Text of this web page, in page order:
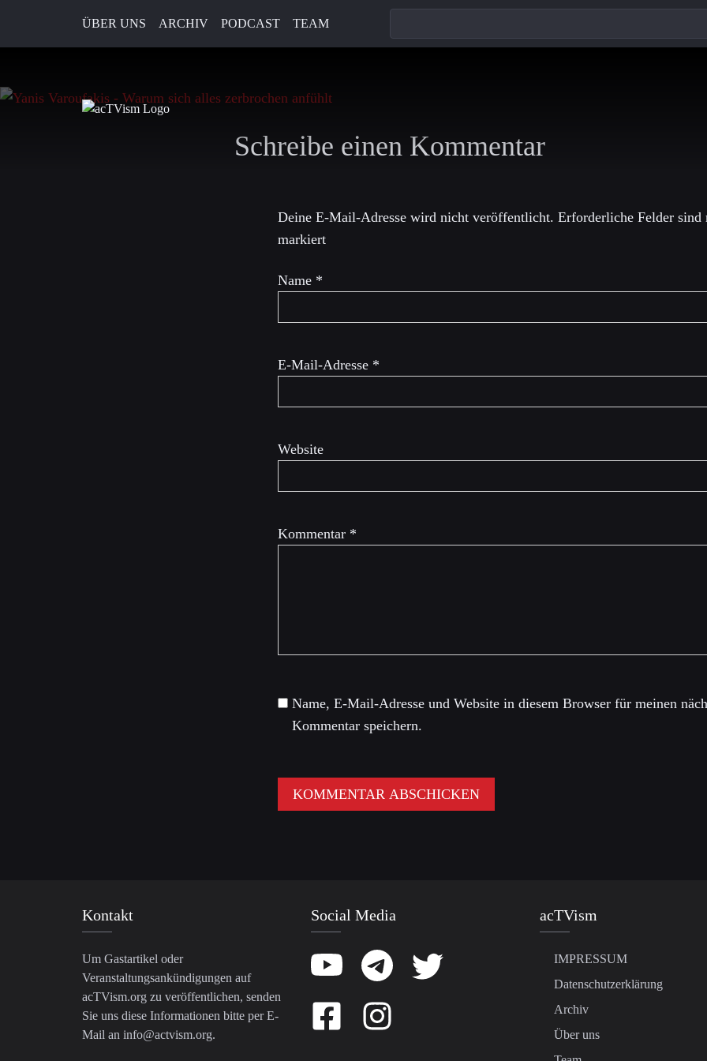
ÜBER UNS ARCHIV PODCAST TEAM
8. November 2025
Schreibe einen Kommentar
Deine E-Mail-Adresse wird nicht veröffentlicht. Erforderliche Felder
markiert
Kommentar *
Name *
E-Mail-Adresse *
Website
Name, E-Mail-Adresse und Website in diesem Browser für meinen
Kommentar speichern.
Kontakt
Um Gastartikel oder
Veranstaltungsankündigungen auf
acTVism.org zu veröffentlichen, senden
Sie uns diese Informationen bitte per E-
Mail an info@actvism.org.
Social Media acTVism
IMPRESSUM
Datenschutzerklärung
Archiv
Über uns